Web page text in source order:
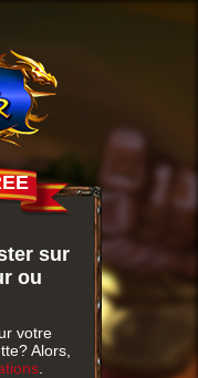
sur
ou
votre
Alors,
.